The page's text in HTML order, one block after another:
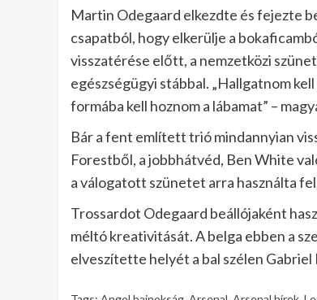
Martin Odegaard elkezdte és fejezte
csapatból, hogy elkerülje a
visszatérése előtt, a nemzetközi
egészségügyi stábbal. „Hallgatnom
formába kell hoznom a lábamat” –
Bár a fent említett trió mindannyian
Forestből, a jobbhátvéd, Ben White
a válogatott szünetet arra használta
Trossardot Odegaard beállójaként
méltó kreativitását. A belga ebben a
elveszítette helyét a bal szélen